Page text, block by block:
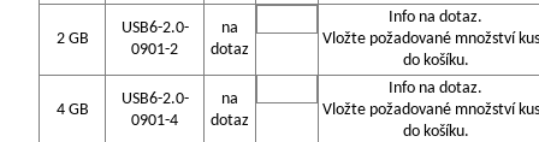
2 GB
USB6-2.0-
0901-2
na
dotaz
Info na dotaz.
Vložte požadované množství
do košíku.
4 GB
USB6-2.0-
0901-4
na
dotaz
Info na dotaz.
Vložte požadované množství
do košíku.